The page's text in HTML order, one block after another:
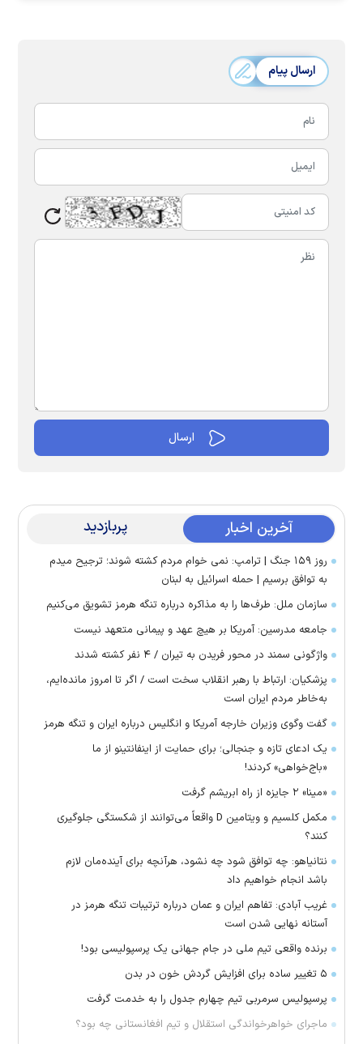
ارسال پیام
آخرین اخبار پربازدید
روز ۱۵۹ جنگ | ترامپ: نمی خوام مردم کشته شوند؛ ترجیح میدم
به توافق برسیم | حمله اسرائیل به لبنان
سازمان ملل: طرف‌ها را به مذاکره درباره تنگه هرمز تشویق می‌کنیم
جامعه مدرسین: آمریکا بر هیچ عهد و پیمانی متعهد نیست
واژگونی سمند در محور فریدن به تیران / ۴ نفر کشته شدند
پزشکیان: ارتباط با رهبر انقلاب سخت است / اگر تا امروز مانده‌ایم،
به‌خاطر مردم ایران است
گفت وگوی وزیران خارجه آمریکا و انگلیس درباره ایران و تنگه هرمز
یک ادعای تازه و جنجالی؛ برای حمایت از اینفانتینو از ما
«باج‌خواهی» کردند!
«مینا» ۲ جایزه از راه ابریشم گرفت
مکمل کلسیم و ویتامین D واقعاً می‌توانند از شکستگی جلوگیری
کنند؟
نتانیاهو: چه توافق شود چه نشود، هرآنچه برای آینده‌مان لازم
باشد انجام خواهیم داد
غریب آبادی: تفاهم ایران و عمان درباره ترتیبات تنگه هرمز در
آستانه نهایی شدن است
برنده واقعی تیم ملی در جام جهانی یک پرسپولیسی بود!
۵ تغییر ساده برای افزایش گردش خون در بدن
پرسپولیس سرمربی تیم چهارم جدول را به خدمت گرفت
ماجرای خواهرخواندگی استقلال و تیم افغانستانی چه بود؟